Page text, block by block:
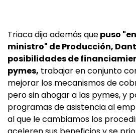
Triaca dijo además quepuso
ministro" de Producción,
posibilidades de
pymes, trabajar en conjunto
mejorar los mecanismos de
pero sin ahogar a las pymes, y
programas de asistencia al
al que le cambiamos los